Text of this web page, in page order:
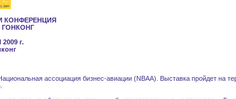
КОНФЕРЕНЦИЯ
2009 г.
ассоциация бизнес-авиации (NBAA). Выставка пройдет на